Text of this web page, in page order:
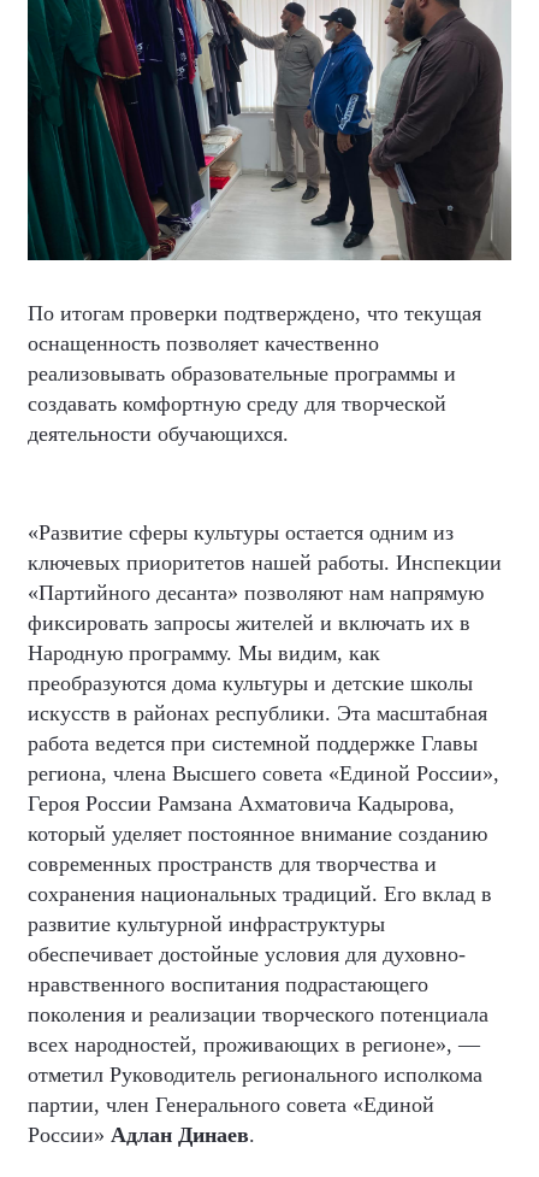
По итогам проверки подтверждено, что текущая
оснащенность позволяет качественно
реализовывать образовательные программы и
создавать комфортную среду для творческой
деятельности обучающихся.
«Развитие сферы культуры остается одним из
ключевых приоритетов нашей работы. Инспекции
«Партийного десанта» позволяют нам напрямую
фиксировать запросы жителей и включать их в
Народную программу. Мы видим, как
преобразуются дома культуры и детские школы
искусств в районах республики. Эта масштабная
работа ведется при системной поддержке Главы
региона, члена Высшего совета «Единой России»,
Героя России Рамзана Ахматовича Кадырова,
который уделяет постоянное внимание созданию
современных пространств для творчества и
сохранения национальных традиций. Его вклад в
развитие культурной инфраструктуры
обеспечивает достойные условия для духовно-
нравственного воспитания подрастающего
поколения и реализации творческого потенциала
всех народностей, проживающих в регионе», —
отметил Руководитель регионального исполкома
партии, член Генерального совета «Единой
России» Адлан Динаев.